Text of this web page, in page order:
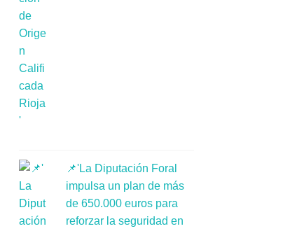
📌'La Diputación Foral
impulsa un plan de más
de 650.000 euros para
reforzar la seguridad en